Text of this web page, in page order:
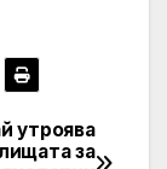
утроява
за